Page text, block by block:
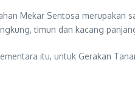
Mekar Sentosa merupakan
timun dan kacang
itu, untuk Gerakan